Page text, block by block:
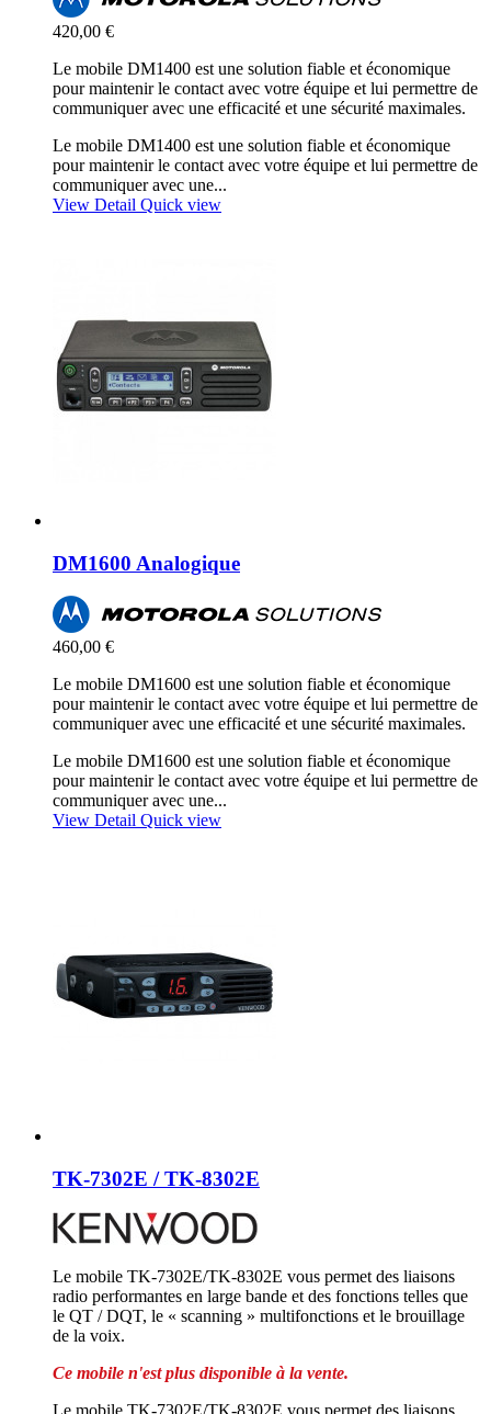
420,00 €
Le mobile DM1400 est une solution fiable et économique
pour maintenir le contact avec votre équipe et lui permettre de
communiquer avec une efficacité et une sécurité maximales.
Le mobile DM1400 est une solution fiable et économique
pour maintenir le contact avec votre équipe et lui permettre de
communiquer avec une...
View Detail Quick view
DM1600 Analogique
460,00 €
Le mobile DM1600 est une solution fiable et économique
pour maintenir le contact avec votre équipe et lui permettre de
communiquer avec une efficacité et une sécurité maximales.
Le mobile DM1600 est une solution fiable et économique
pour maintenir le contact avec votre équipe et lui permettre de
communiquer avec une...
View Detail Quick view
TK-7302E / TK-8302E
Le mobile TK-7302E/TK-8302E vous permet des liaisons
radio performantes en large bande et des fonctions telles que
le QT / DQT, le « scanning » multifonctions et le brouillage
de la voix.
Ce mobile n'est plus disponible à la vente.
Le mobile TK-7302E/TK-8302E vous permet des liaisons